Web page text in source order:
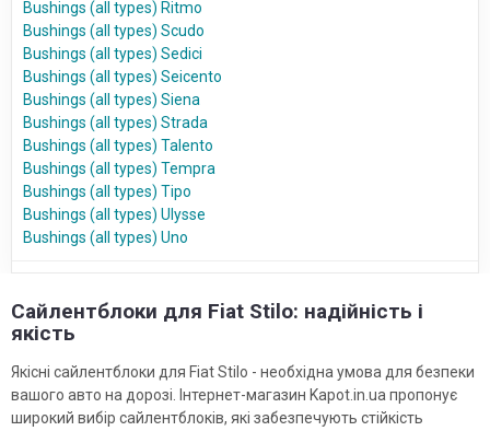
Bushings (all types) Ritmo
Bushings (all types) Scudo
Bushings (all types) Sedici
Bushings (all types) Seicento
Bushings (all types) Siena
Bushings (all types) Strada
Bushings (all types) Talento
Bushings (all types) Tempra
Bushings (all types) Tipo
Bushings (all types) Ulysse
Bushings (all types) Uno
Сайлентблоки для Fiat Stilo: надійність і
якість
Якісні сайлентблоки для Fiat Stilo - необхідна умова для безпеки
вашого авто на дорозі. Інтернет-магазин Kapot.in.ua пропонує
широкий вибір сайлентблоків, які забезпечують стійкість